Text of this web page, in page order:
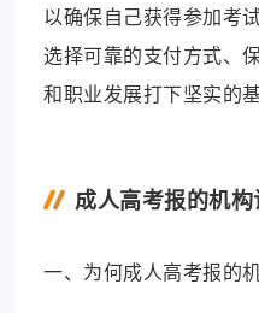
以确保自己获得参加考
选择可靠的支付方式、
和职业发展打下坚实的基
成人高考报的机
一、为何成人高考报的